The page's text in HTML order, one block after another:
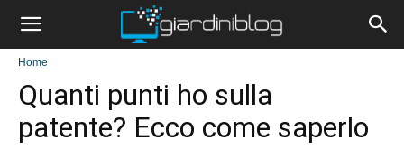
Home
Quanti punti ho sulla
patente? Ecco come saperlo